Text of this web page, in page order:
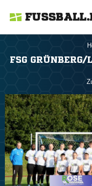
FSG